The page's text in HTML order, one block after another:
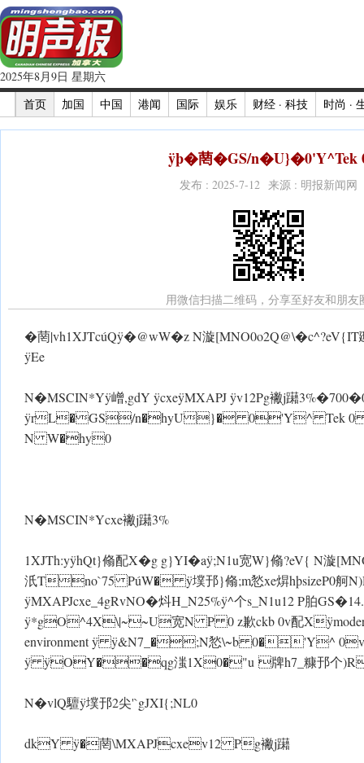
2025年8月9日 星期六
首页
加国 中国 港闻 国际 娱乐 财经 · 科技 时尚 ·
ÿþ�菵�GS/n�U}� 0'Y^ Tek
发布 : 2025-7-12 来源 : 明报新闻网
用微信扫描二维码，分享至好友和朋友
�菵|vh1XJTcúQ ÿ�@w W�z N漩[MNO0o2Q@\�c^?eV{IT
ÿEe
N�MSCIN*Yÿ嶒,gdY ÿcxeÿMXAPJ ÿv12 Pg襒j躤
ÿrL�GS/n�hyU}� 0'Y^ Tek 0
N W�hy0
N�MSCIN*Ycxe襒j躤3%
1XJTh:y ÿhQt}翛配X�g g}YI�a ÿ;N1u宽 W}翛?eV{ N漩
汦Tno`75 PúW� ÿ墣邘}翛;m悐xe焺hþsizeP0舸
ÿMXAPJcxe_4gRvNO�炓H_N25% ÿ^个s_N1u12 P胉
ÿ*gO^4X\|~~U宽N P 0 z歉ckb 0v配
environment ÿ ÿ&N7_�;N悐 \~b 0�'Y^
ÿ ÿOY��qg滍1X0�"u 牌h7_糠邘个
N�vlQ驙 ÿ墣邘2尖'`gJXI{;NL0
dkY ÿ�菵\MXAPJcxev12 Pg襒j躤